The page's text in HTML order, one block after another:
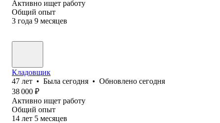
Активно ищет работу
Общий опыт
3 года 9 месяцев
Кладовщик
47 лет • Была сегодня • Обновлено сегодня
38 000 ₽
Активно ищет работу
Общий опыт
14 лет 5 месяцев